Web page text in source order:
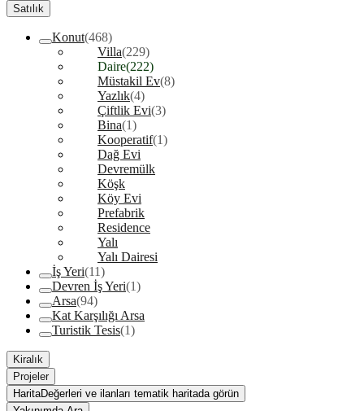
Satılık
Konut(468)
Villa(229)
Daire(222)
Müstakil Ev(8)
Yazlık(4)
Çiftlik Evi(3)
Bina(1)
Kooperatif(1)
Dağ Evi
Devremülk
Köşk
Köy Evi
Prefabrik
Residence
Yalı
Yalı Dairesi
İş Yeri(11)
Devren İş Yeri(1)
Arsa(94)
Kat Karşılığı Arsa
Turistik Tesis(1)
Kiralık
Projeler
HaritaDeğerleri ve ilanları tematik haritada görün